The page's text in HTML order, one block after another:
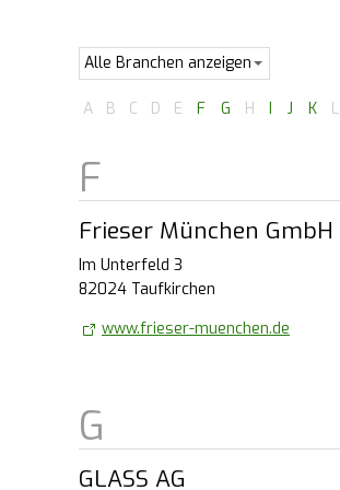
A B C D E F G H I J K L
Frieser München GmbH
Im Unterfeld 3
82024 Taufkirchen
www.frieser-muenchen.de
GLASS AG